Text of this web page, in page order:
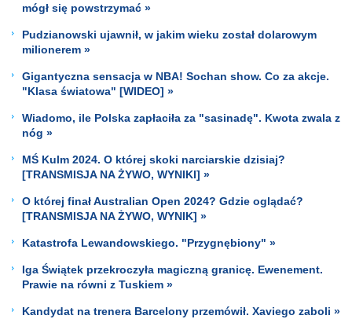
mógł się powstrzymać »
Pudzianowski ujawnił, w jakim wieku został dolarowym
milionerem »
Gigantyczna sensacja w NBA! Sochan show. Co za akcje.
"Klasa światowa" [WIDEO] »
Wiadomo, ile Polska zapłaciła za "sasinadę". Kwota zwala z
nóg »
MŚ Kulm 2024. O której skoki narciarskie dzisiaj?
[TRANSMISJA NA ŻYWO, WYNIKI] »
O której finał Australian Open 2024? Gdzie oglądać?
[TRANSMISJA NA ŻYWO, WYNIK] »
Katastrofa Lewandowskiego. "Przygnębiony" »
Iga Świątek przekroczyła magiczną granicę. Ewenement.
Prawie na równi z Tuskiem »
Kandydat na trenera Barcelony przemówił. Xaviego zaboli »